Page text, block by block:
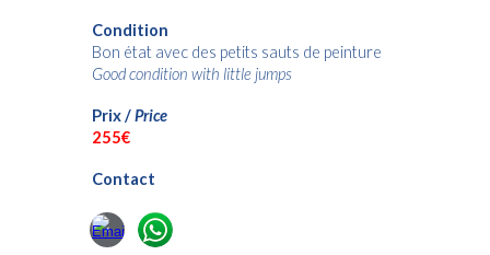
Condition
Bon état avec des petits sauts de peinture
Good condition with little jumps
Prix /Price
255€
Contact